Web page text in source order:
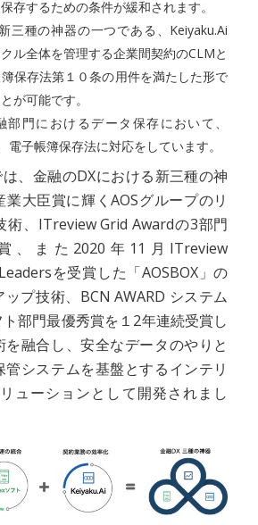
存するための条件が緩和されます。
三種の神器の一つである、Keiyaku.Ai
ル全体を管理する企業間契約のCLMと
保存法第１０条の用件を満たした形で
が可能です。
部門におけるデータ保存において、
電子帳簿保存法に対応をしています。
は、金融のDXにおける新三種の神
大臣賞に輝くAOSグループのリ
術、ITreview Grid Awardの3部門
、また2020年11月ITreview
を受賞した「AOSBOX」の
プ技術、BCN AWARD システム
部門最優秀賞を１2年連続受賞し
を融合し、安全なデータのやりと
管システムを基盤とするインテリ
ューションとして開発されまし